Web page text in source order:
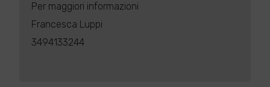
Per maggiori informazioni
Francesca Luppi
3494133244